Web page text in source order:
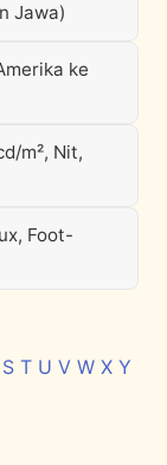
Jawa)
ke
m², Nit,
Foot-
S T U V W X Y